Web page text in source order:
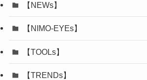
【NEWs】
【NIMO-EYEs】
【TOOLs】
【TRENDs】